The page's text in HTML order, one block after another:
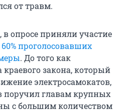
от травм.
в опросе приняли участие
60% проголосовавших
. До того как
краевого закона, который
электросамокатов,
главам крупных
с большим количеством